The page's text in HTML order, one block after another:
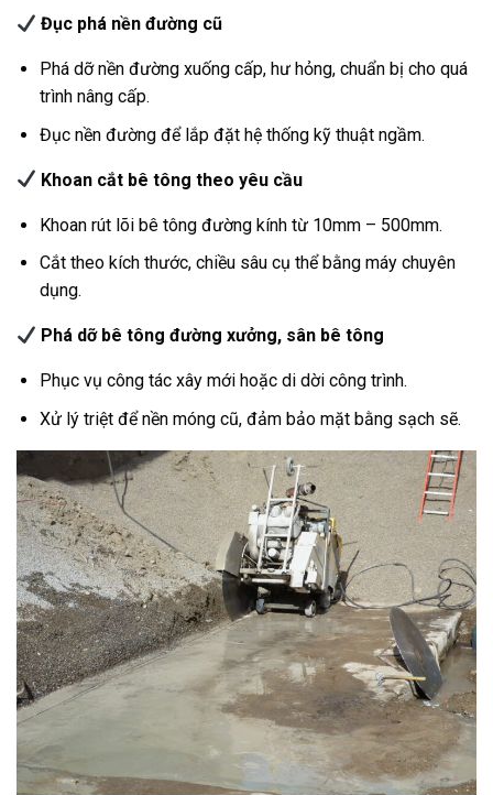
Đục phá nền đường cũ
Phá dỡ nền đường xuống cấp, hư hỏng, chuẩn bị cho quá
trình nâng cấp.
Đục nền đường để lắp đặt hệ thống kỹ thuật ngầm.
Khoan cắt bê tông theo yêu cầu
Khoan rút lõi bê tông đường kính từ 10mm – 500mm.
Cắt theo kích thước, chiều sâu cụ thể bằng máy chuyên
dụng.
Phá dỡ bê tông đường xưởng, sân bê tông
Phục vụ công tác xây mới hoặc di dời công trình.
Xử lý triệt để nền móng cũ, đảm bảo mặt bằng sạch sẽ.